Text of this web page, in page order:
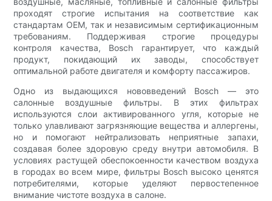
проходят строгие испытания на соответствие как
стандартам OEM, так и независимым сертификационным
требованиям. Поддерживая строгие процедуры
контроля качества, Bosch гарантирует, что каждый
продукт, покидающий их заводы, способствует
оптимальной работе двигателя и комфорту пассажиров.
Одно из выдающихся нововведений Bosch — это
салонные воздушные фильтры. В этих фильтрах
используются слои активированного угля, которые не
только улавливают загрязняющие вещества и аллергены,
но и помогают нейтрализовать неприятные запахи,
создавая более здоровую среду внутри автомобиля. В
условиях растущей обеспокоенности качеством воздуха
в городах во всем мире, фильтры Bosch высоко ценятся
потребителями, которые уделяют первостепенное
внимание чистоте воздуха в салоне.